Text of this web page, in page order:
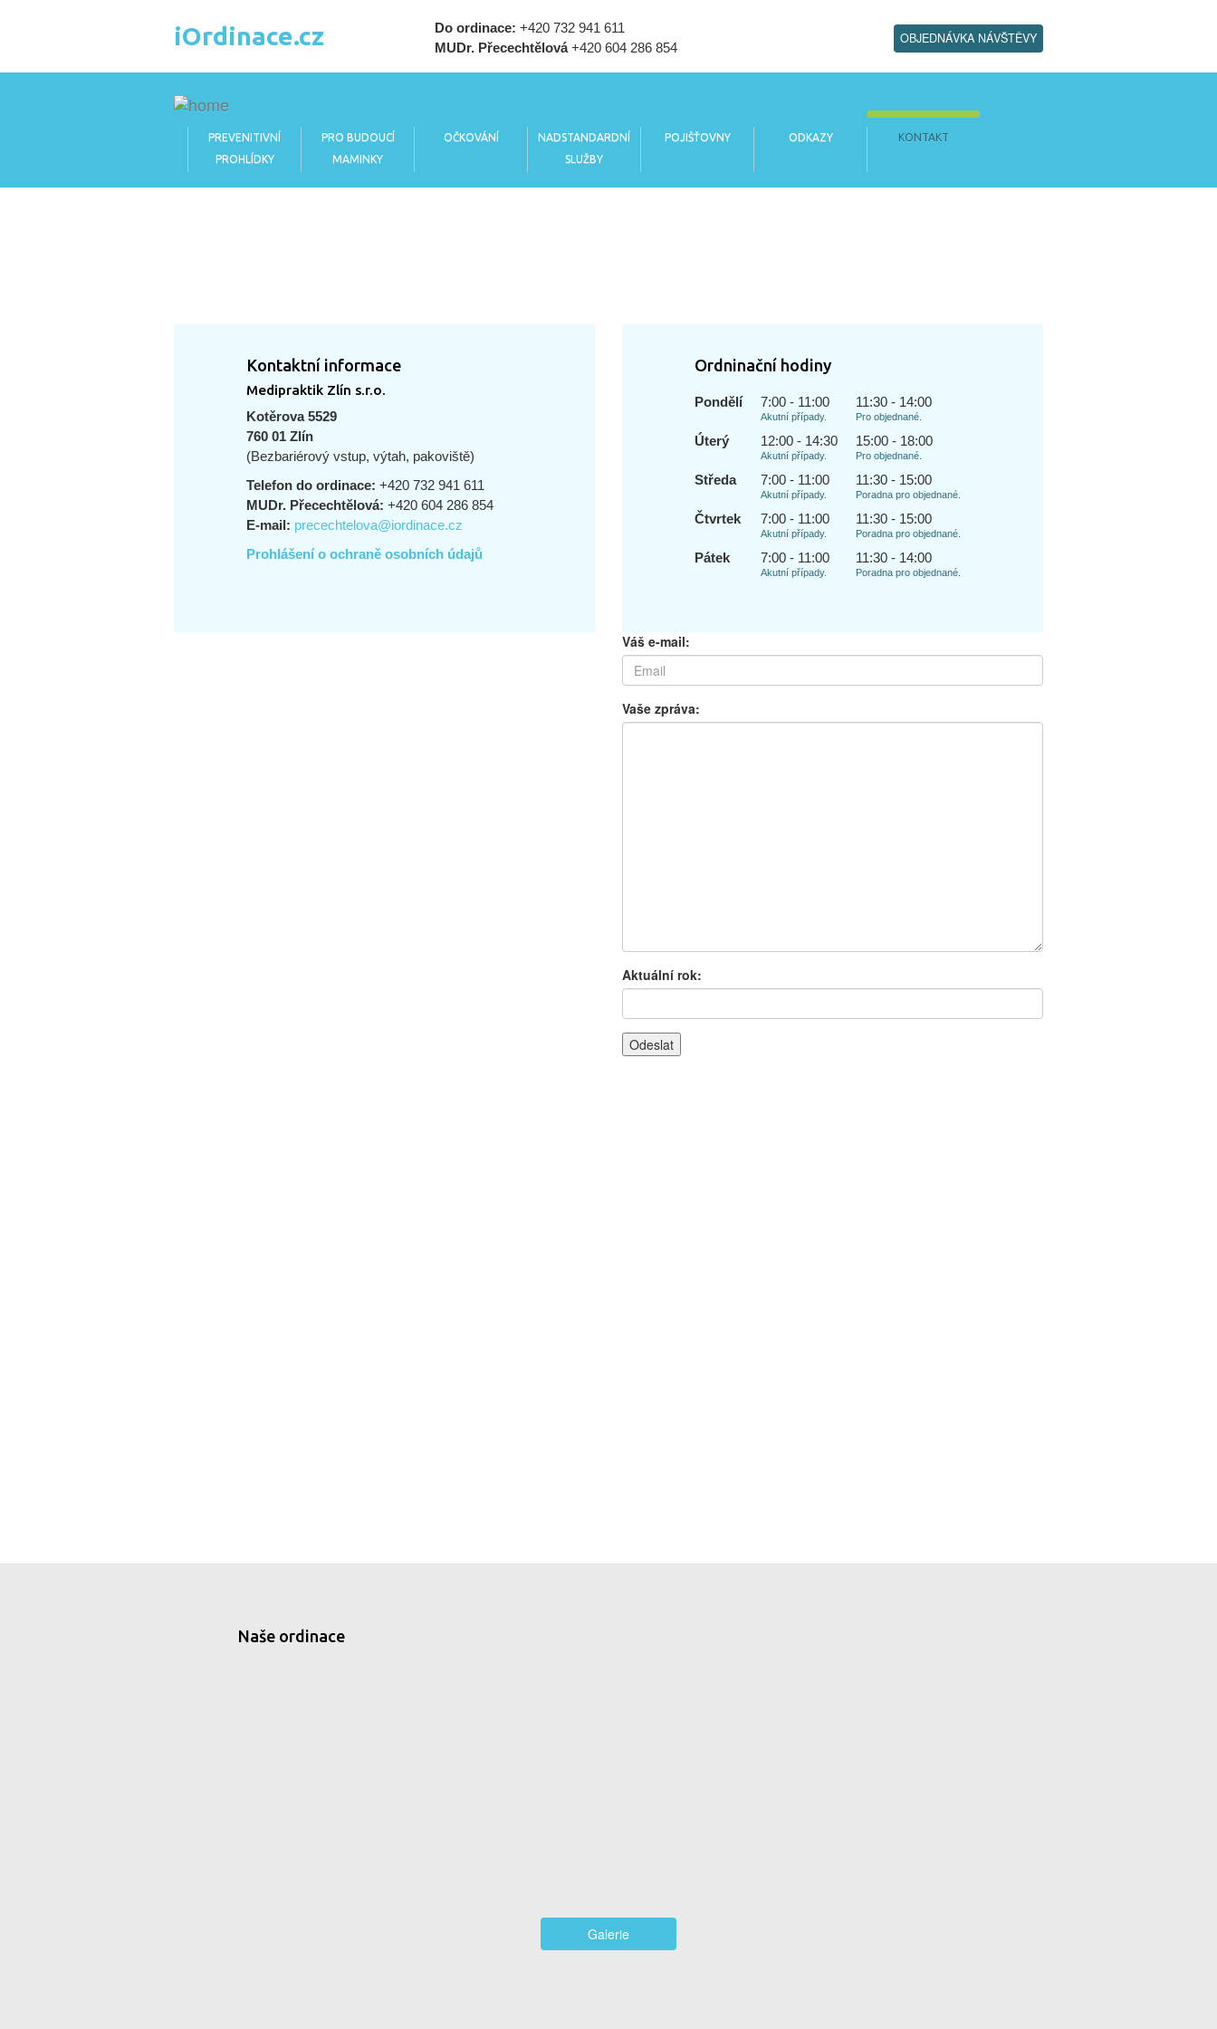
iOrdinace.cz Do ordinace: +420 732 941 611
MUDr. Přecechtělová+420 604 286 854
OBJEDNÁVKA NÁVŠTĚVY
PREVENITIVNÍ
PROHLÍDKY
PRO BUDOUCÍ
MAMINKY
OČKOVÁNÍ
NADSTANDARDNÍ
SLUŽBY
POJIŠŤOVNY ODKAZY KONTAKT
Kontaktní informace
Medipraktik Zlín s.r.o.
Kotěrova 5529
760 01 Zlín
(Bezbariérový vstup, výtah, pakoviště)
Telefon do ordinace: +420 732 941 611
MUDr. Přecechtělová: +420 604 286 854
E-mail: precechtelova@iordinace.cz
Prohlášení o ochraně osobních údajů
Ordninační hodiny
Pondělí 7:00 - 11:00 11:30 - 14:00
Akutní případy. Pro objednané.
Úterý 12:00 - 14:30 15:00 - 18:00
Akutní případy. Pro objednané.
Středa 7:00 - 11:00 11:30 - 15:00
Akutní případy. Poradna pro objednané.
Čtvrtek 7:00 - 11:00 11:30 - 15:00
Akutní případy. Poradna pro objednané.
Pátek 7:00 - 11:00 11:30 - 14:00
Akutní případy. Poradna pro objednané.
Váš e-mail:
Vaše zpráva:
Aktuální rok:
Naše ordinace
Galerie